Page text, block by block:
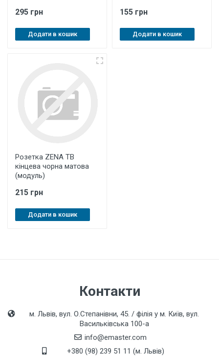
295 грн
Додати в кошик
155 грн
Додати в кошик
Розетка ZENA ТВ
кінцева чорна матова
(модуль)
215 грн
Додати в кошик
Контакти
м. Львів, вул. О.Степанівни, 45. / філія у м. Київ, вул.
Васильківська 100-а
info@emaster.com
+380 (98) 239 51 11 (м. Львів)